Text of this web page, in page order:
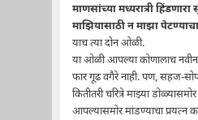
माणसांच्या मध्यरात्री हिंडणारा
माझियासाठी न माझा
याच त्या दोन ओळी.
या ओळी आपल्या कोणालाच नवीन
फार गूढ वगैरे नाही. पण, सहज-
कितीतरी चरित्रे माझ्या
आपल्यासमोर मांडण्याचा प्रयत्न